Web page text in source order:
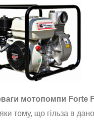
мотопомпи Forte
тому, що гільза в